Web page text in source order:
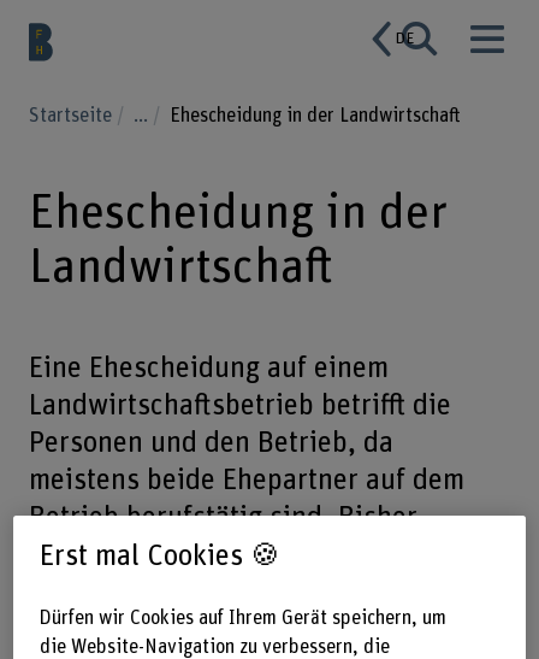
DE
Startseite ... Ehescheidung in der Landwirtschaft
Ehescheidung in der
Landwirtschaft
Eine Ehescheidung auf einem
Landwirtschaftsbetrieb betrifft die
Personen und den Betrieb, da
meistens beide Ehepartner auf dem
Betrieb berufstätig sind. Bisher
besteht kein empirisch-fundiertes
Scheidung.
Erst mal Cookies 🍪
Dürfen wir Cookies auf Ihrem Gerät speichern, um
die Website-Navigation zu verbessern, die